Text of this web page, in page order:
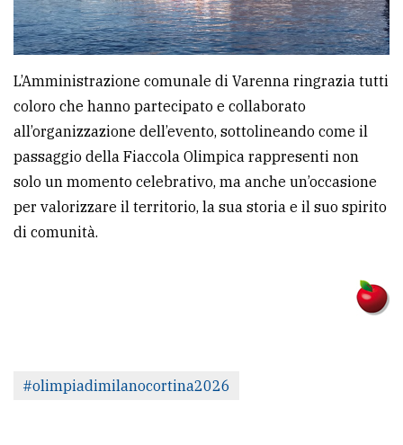
L’Amministrazione comunale di Varenna ringrazia tutti
coloro che hanno partecipato e collaborato
all’organizzazione dell’evento, sottolineando come il
passaggio della Fiaccola Olimpica rappresenti non
solo un momento celebrativo, ma anche un’occasione
per valorizzare il territorio, la sua storia e il suo spirito
di comunità.
#olimpiadimilanocortina2026